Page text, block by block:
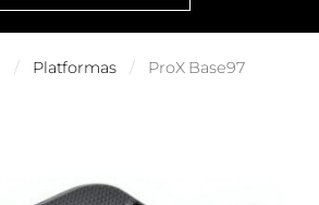
Platformas ProX Base97